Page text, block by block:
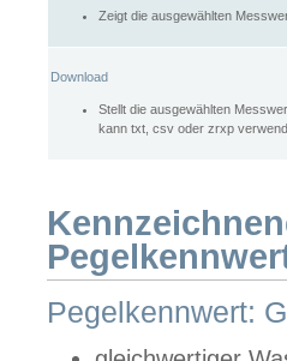
Zeigt die ausgewählten
Download
Stellt die ausgewählten
kann txt, csv oder zrxp
Pegelkennwert: